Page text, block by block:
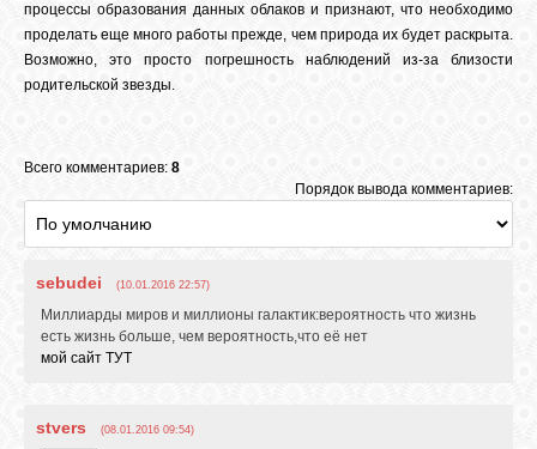
процессы образования данных облаков и признают, что необходимо
проделать еще много работы прежде, чем природа их будет раскрыта.
Возможно, это просто погрешность наблюдений из-за близости
родительской звезды.
Всего комментариев: 8
Порядок вывода комментариев:
sebudei (10.01.2016 22:57)
Миллиарды миров и миллионы галактик:вероятность что жизнь
есть жизнь больше, чем вероятность,что её нет
мой сайт ТУТ
stvers (08.01.2016 09:54)